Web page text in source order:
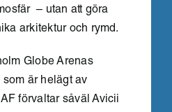
– utan att göra
arkitektur och rymd.
Globe Arenas
som är helägt av
förvaltar såväl Avicii